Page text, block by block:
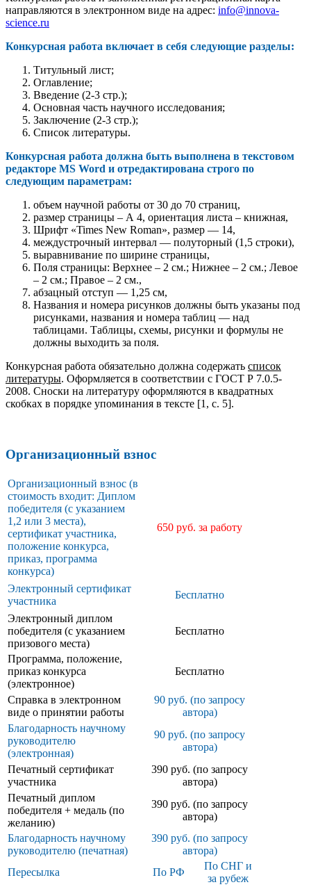
направляются в электронном виде на адрес: info@innova-
science.ru
Конкурсная работа включает в себя следующие разделы:
Титульный лист;
Оглавление;
Введение (2-3 стр.);
Основная часть научного исследования;
Заключение (2-3 стр.);
Список литературы.
Конкурсная работа должна быть выполнена в текстовом
редакторе MS Word и отредактирована строго по
следующим параметрам:
объем научной работы от 30 до 70 страниц,
размер страницы – А 4, ориентация листа – книжная,
Шрифт «Times New Roman», размер — 14,
междустрочный интервал — полуторный (1,5 строки),
выравнивание по ширине страницы,
Поля страницы: Верхнее – 2 см.; Нижнее – 2 см.; Левое
– 2 см.; Правое – 2 см.,
абзацный отступ — 1,25 см,
Названия и номера рисунков должны быть указаны под
рисунками, названия и номера таблиц — над
таблицами. Таблицы, схемы, рисунки и формулы не
должны выходить за поля.
Конкурсная работа обязательно должна содержать список
литературы. Оформляется в соответствии с ГОСТ Р 7.0.5-
2008. Сноски на литературу оформляются в квадратных
скобках в порядке упоминания в тексте [1, с. 5].
Организационный взнос
Организационный взнос (в
стоимость входит: Диплом
победителя (с указанием
1,2 или 3 места),
сертификат участника,
положение конкурса,
приказ, программа
конкурса)
650 руб. за работу
Электронный сертификат
участника
Бесплатно
Электронный диплом
победителя (с указанием
призового места)
Бесплатно
Программа, положение,
приказ конкурса
(электронное)
Бесплатно
Справка в электронном
виде о принятии работы
90 руб. (по запросу
автора)
Благодарность научному
руководителю
(электронная)
90 руб. (по запросу
автора)
Печатный сертификат
участника
390 руб. (по запросу
автора)
Печатный диплом
победителя + медаль (по
желанию)
390 руб. (по запросу
автора)
Благодарность научному
руководителю (печатная)
390 руб. (по запросу
автора)
Пересылка
По РФ
По СНГ и
за рубеж